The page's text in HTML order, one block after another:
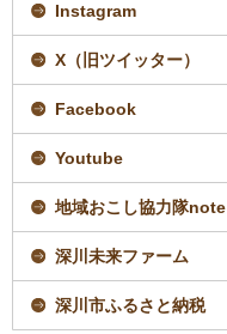
ー
ジ
ま
Instagram
X（旧ツイッター）
Facebook
Youtube
地域おこし協力隊note
深川未来ファーム
深川市ふるさと納税